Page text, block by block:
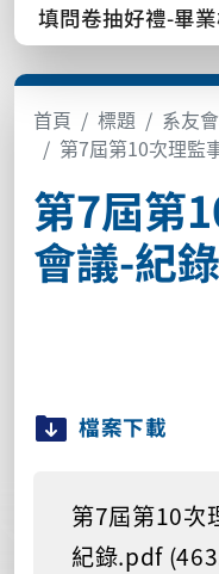
填問卷抽好禮-畢
首頁 標題 系友
第7屆第10次理監
第7屆第
會議-紀錄
檔案下載
第7屆第10次
紀錄.pdf